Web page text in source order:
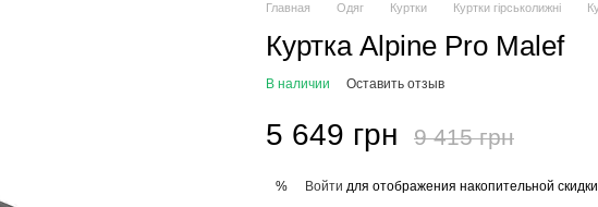
Главная Одяг Куртки Куртки гірськолижні
Куртка Alpine Pro Malef
В наличии Оставить отзыв
5 649 грн 9 415 грн
% Войти для отображения накопительной скидки